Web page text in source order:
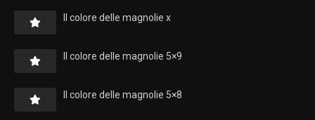
Il colore delle magnolie x
Il colore delle magnolie 5×9
Il colore delle magnolie 5×8